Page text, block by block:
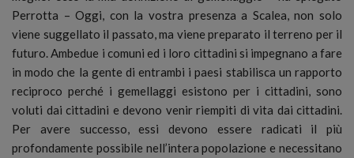
Perrotta – Oggi, con la vostra presenza a Scalea, non solo
viene suggellato il passato, ma viene preparato il terreno per il
futuro. Ambedue i comuni ed i loro cittadini si impegnano a fare
in modo che la gente di entrambi i paesi stabilisca un rapporto
reciproco perché i gemellaggi esistono per i cittadini, sono
voluti dai cittadini e devono venir riempiti di vita dai cittadini.
Per avere successo, essi devono essere radicati il più
profondamente possibile nell’intera popolazione e necessitano